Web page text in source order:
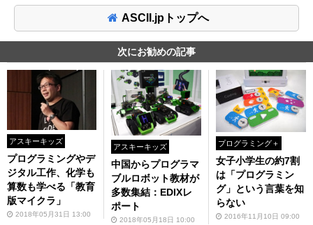
ASCII.jpトップへ
次にお勧めの記事
アスキーキッズ
プログラミングやデ
ジタル工作、化学も
算数も学べる「教育
版マイクラ」
2018年05月31日 13:00
アスキーキッズ
中国からプログラマ
ブルロボット教材が
多数集結：EDIXレ
ポート
2018年05月18日 10:00
プログラミング＋
女子小学生の約7割
は「プログラミン
グ」という言葉を知
らない
2016年11月10日 09:00